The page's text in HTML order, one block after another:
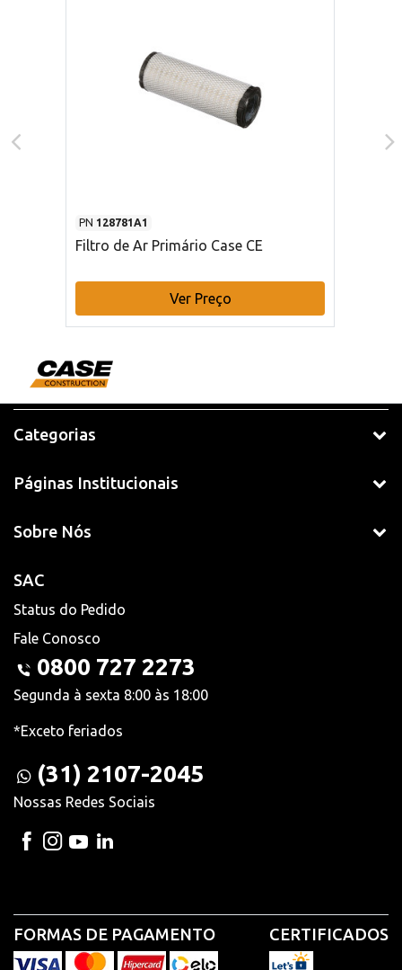
PN 128781A1
Filtro de Ar Primário Case CE
Ver Preço
Categorias
Páginas Institucionais
Sobre Nós
SAC
Status do Pedido
Fale Conosco
0800 727 2273
Segunda à sexta 8:00 às 18:00
*Exceto feriados
(31) 2107-2045
Nossas Redes Sociais
FORMAS DE PAGAMENTO CERTIFICADOS